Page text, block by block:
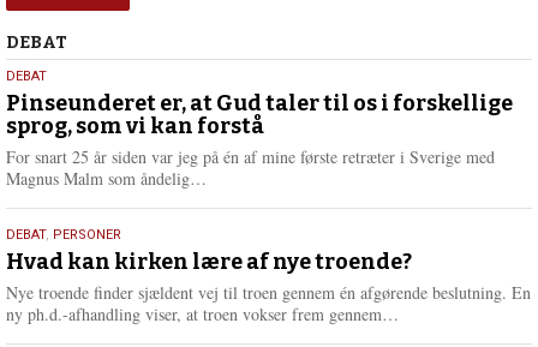
Debat
DEBAT
5.
august
2026
DEBAT
Pinseunderet er, at Gud taler til os i forskellige
sprog, som vi kan forstå
For snart 25 år siden var jeg på én af mine første retræter i Sverige med
Magnus Malm som åndelig…
e
r
e
25.
juli
2026
DEBAT, PERSONER
Hvad kan kirken lære af nye troende?
Nye troende finder sjældent vej til troen gennem én afgørende beslutning. En
ny ph.d.-afhandling viser, at troen vokser frem gennem…